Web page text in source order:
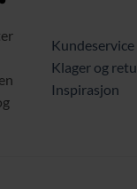
Kundeservice
Klager og
Inspirasjon